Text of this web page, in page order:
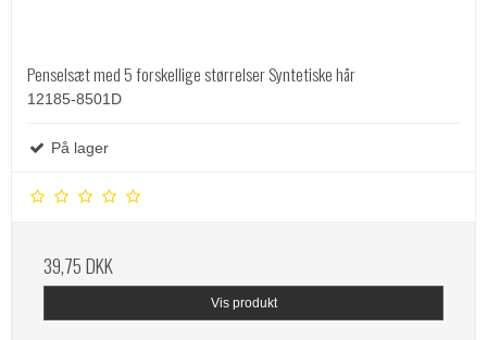
Penselsæt med 5 forskellige størrelser Syntetiske hår
12185-8501D
På lager
39,75 DKK
Vis produkt